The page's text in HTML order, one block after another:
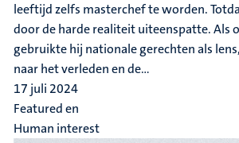
leeftijd zelfs masterchef te worden.
door de harde realiteit uiteenspatte. Als
gebruikte hij nationale gerechten als
naar het verleden en de...
17 juli 2024
Featured en
Human interest